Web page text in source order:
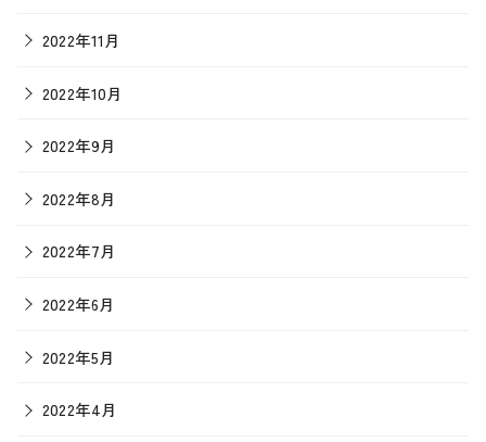
2022年11月
2022年10月
2022年9月
2022年8月
2022年7月
2022年6月
2022年5月
2022年4月